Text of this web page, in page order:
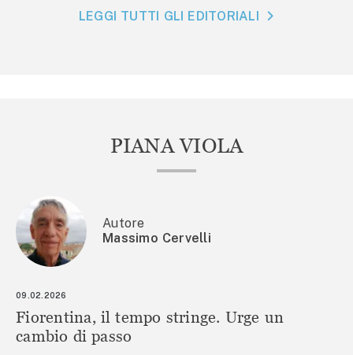
LEGGI TUTTI GLI EDITORIALI
PIANA VIOLA
Autore
Massimo Cervelli
09.02.2026
Fiorentina, il tempo stringe. Urge un
cambio di passo